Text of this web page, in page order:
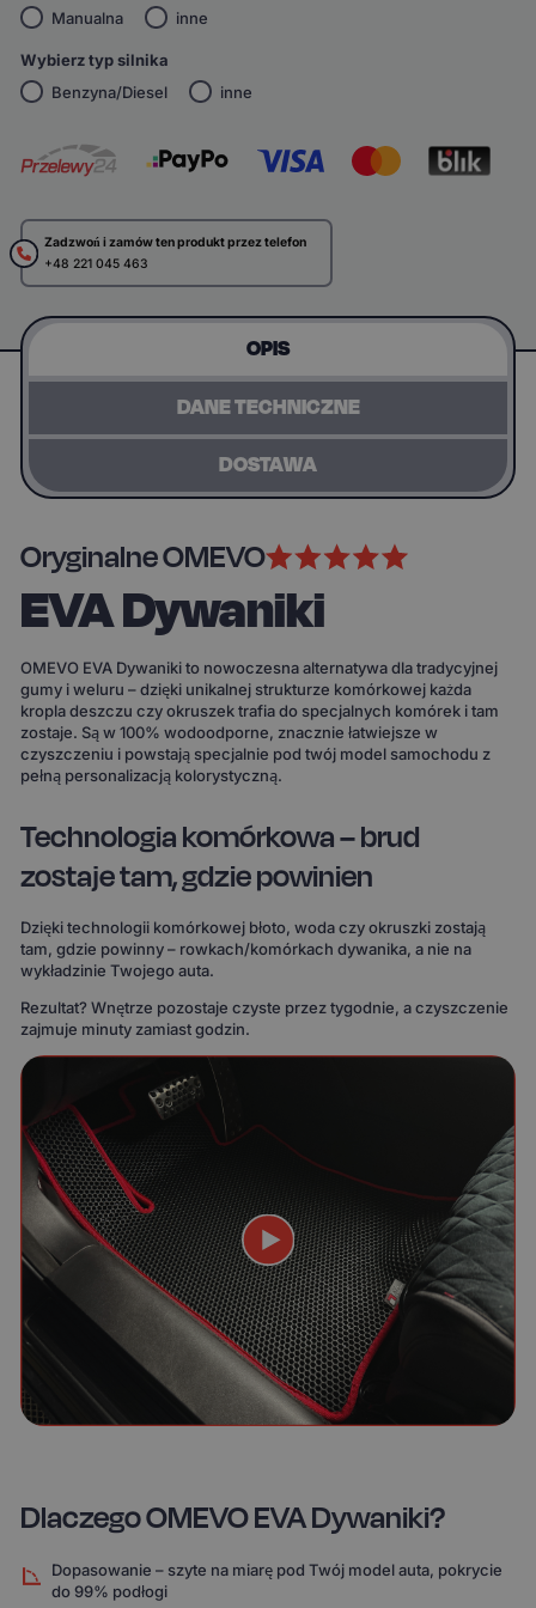
Manualna inne
Wybierz typ silnika
Benzyna/Diesel
inne
Zadzwoń i zamów ten produkt przez telefon
+48 221 045 463
OPIS
DANE TECHNICZNE
DOSTAWA
Oryginalne OMEVO
EVA Dywaniki
OMEVO EVA Dywaniki to nowoczesna alternatywa dla tradycyjnej
gumy i weluru – dzięki unikalnej strukturze komórkowej każda
kropla deszczu czy okruszek trafia do specjalnych komórek i tam
zostaje. Są w 100% wodoodporne, znacznie łatwiejsze w
czyszczeniu i powstają specjalnie pod twój model samochodu z
pełną personalizacją kolorystyczną.
Technologia komórkowa – brud
zostaje tam, gdzie powinien
Dzięki technologii komórkowej błoto, woda czy okruszki zostają
tam, gdzie powinny – rowkach/komórkach dywanika, a nie na
wykładzinie Twojego auta.
Rezultat? Wnętrze pozostaje czyste przez tygodnie, a czyszczenie
zajmuje minuty zamiast godzin.
Dlaczego OMEVO EVA Dywaniki?
Dopasowanie – szyte na miarę pod Twój model auta, pokrycie
do 99% podłogi